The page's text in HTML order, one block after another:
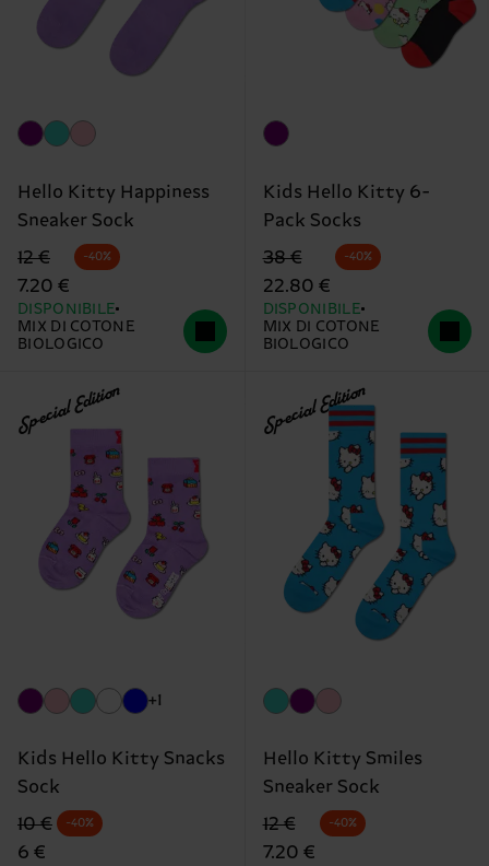
Hello Kitty Happiness
Sneaker Sock
Prezzo di partenza
12 €
prezzo scontato
7.20 €
-40%
DISPONIBILE
MIX DI COTONE
BIOLOGICO
Kids Hello Kitty 6-
Pack Socks
Prezzo di partenza
38 €
prezzo scontato
22.80 €
-40%
DISPONIBILE
MIX DI COTONE
BIOLOGICO
Special Edition
+1
Kids Hello Kitty Snacks
Sock
Prezzo di partenza
10 €
prezzo scontato
6 €
-40%
Special Edition
Hello Kitty Smiles
Sneaker Sock
Prezzo di partenza
12 €
prezzo scontato
7.20 €
-40%